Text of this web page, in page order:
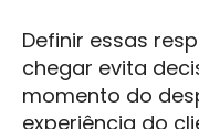
Definir essas
chegar evita
momento do
experiência do